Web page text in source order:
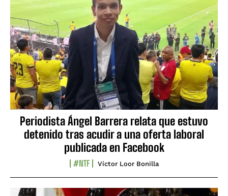
Periodista Ángel Barrera relata que estuvo
detenido tras acudir a una oferta laboral
publicada en Facebook
#NTF Víctor Loor Bonilla